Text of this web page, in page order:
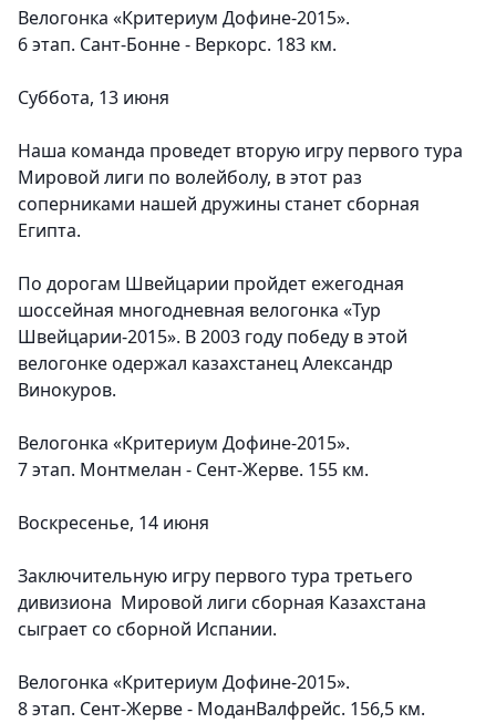
Велогонка «Критериум Дофине-2015».
6 этап. Сант-Бонне - Веркорс. 183 км.
Суббота, 13 июня
Наша команда проведет вторую игру первого тура
Мировой лиги по волейболу, в этот раз
соперниками нашей дружины станет сборная
Египта.
По дорогам Швейцарии пройдет ежегодная
шоссейная многодневная велогонка «Тур
Швейцарии-2015». В 2003 году победу в этой
велогонке одержал казахстанец Александр
Винокуров.
Велогонка «Критериум Дофине-2015».
7 этап. Монтмелан - Сент-Жерве. 155 км.
Воскресенье, 14 июня
Заключительную игру первого тура третьего
дивизиона Мировой лиги сборная Казахстана
сыграет со сборной Испании.
Велогонка «Критериум Дофине-2015».
8 этап. Сент-Жерве - МоданВалфрейс. 156,5 км.